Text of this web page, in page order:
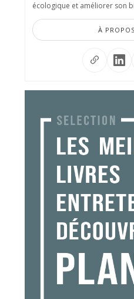
écologique et améliorer son
À